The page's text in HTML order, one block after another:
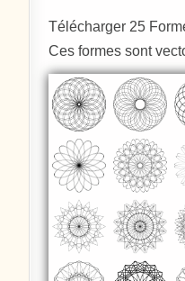
Télécharger 25
Ces formes sont